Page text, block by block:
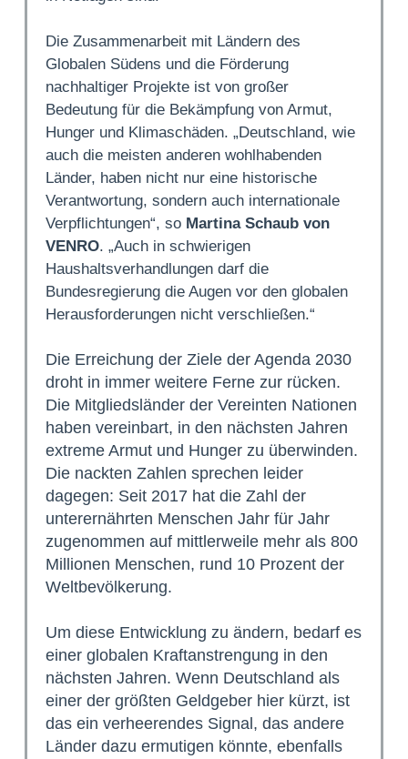
Die Zusammenarbeit mit Ländern des
Globalen Südens und die Förderung
nachhaltiger Projekte ist von großer
Bedeutung für die Bekämpfung von Armut,
Hunger und Klimaschäden. „Deutschland, wie
auch die meisten anderen wohlhabenden
Länder, haben nicht nur eine historische
Verantwortung, sondern auch internationale
Verpflichtungen“, so Martina Schaub von
VENRO. „Auch in schwierigen
Haushaltsverhandlungen darf die
Bundesregierung die Augen vor den globalen
Herausforderungen nicht verschließen.“
Die Erreichung der Ziele der Agenda 2030
droht in immer weitere Ferne zur rücken.
Die Mitgliedsländer der Vereinten Nationen
haben vereinbart, in den nächsten Jahren
extreme Armut und Hunger zu überwinden.
Die nackten Zahlen sprechen leider
dagegen: Seit 2017 hat die Zahl der
unterernährten Menschen Jahr für Jahr
zugenommen auf mittlerweile mehr als 800
Millionen Menschen, rund 10 Prozent der
Weltbevölkerung.
Um diese Entwicklung zu ändern, bedarf es
einer globalen Kraftanstrengung in den
nächsten Jahren. Wenn Deutschland als
einer der größten Geldgeber hier kürzt, ist
das ein verheerendes Signal, das andere
Länder dazu ermutigen könnte, ebenfalls